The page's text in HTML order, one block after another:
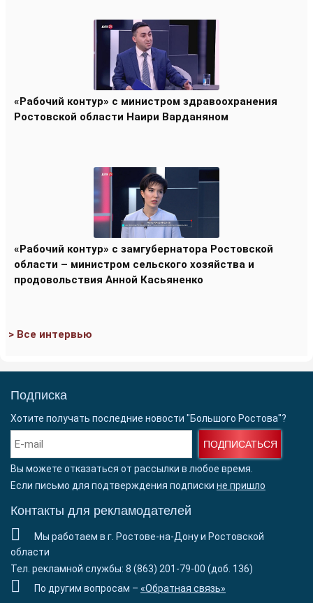
«Рабочий контур» с министром здравоохранения
Ростовской области Наири Варданяном
«Рабочий контур» с замгубернатора Ростовской
области – министром сельского хозяйства и
продовольствия Анной Касьяненко
> Все интервью
Подписка
Хотите получать последние новости "Большого Ростова"?
ПОДПИСАТЬСЯ
Вы можете отказаться от рассылки в любое время.
Если письмо для подтверждения подписки не пришло
Контакты для рекламодателей
Мы работаем в г. Ростове-на-Дону и Ростовской
области
Тел. рекламной службы: 8 (863) 201-79-00 (доб. 136)
По другим вопросам – «Обратная связь»